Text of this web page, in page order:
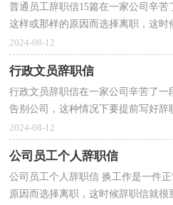
普通员工辞职信15篇在一家公司辛
这样或那样的原因而选择离职，这
里该包含哪些内容呢？以下是小编精
2024-08-12
行政文员辞职信
行政文员辞职信在一家公司辛苦了
告别公司，这种情况下要提前写好辞
以下是小编为大家收集的行政文员辞
2024-08-12
公司员工个人辞职信
公司员工个人辞职信 换工作是一件
原因而选择离职，这时候辞职信就